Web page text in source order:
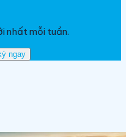
nhất mỗi tuần.
ký ngay